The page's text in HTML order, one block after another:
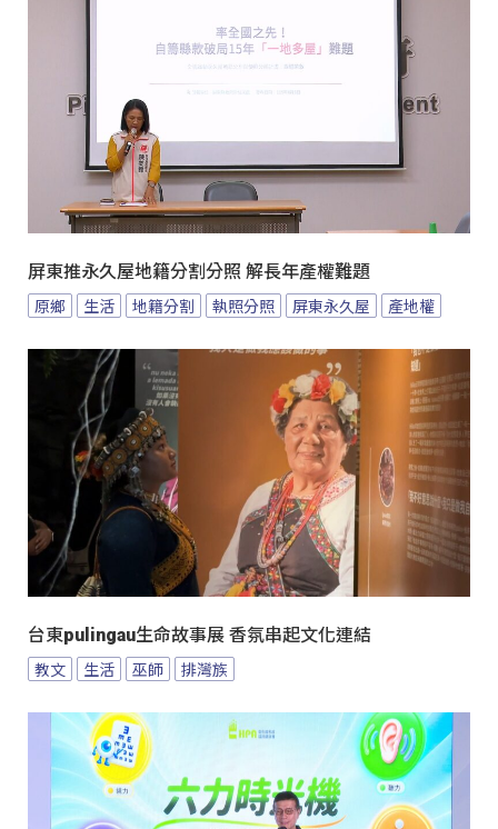
屏東推永久屋地籍分割分照 解長年產權難題
原鄉 生活 地籍分割 執照分照 屏東永久屋 產地權
台東pulingau生命故事展 香氛串起文化連結
教文 生活 巫師 排灣族